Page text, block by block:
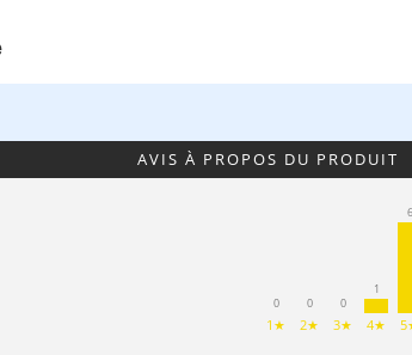
AVIS À PROPOS DU PRODUIT
0
1★
0
2★
0
3★
1
4★
6